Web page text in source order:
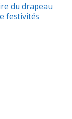
du drapeau
festivités